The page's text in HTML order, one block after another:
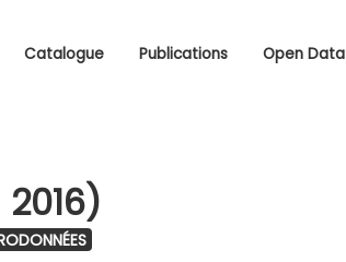
Catalogue Publications Open Data